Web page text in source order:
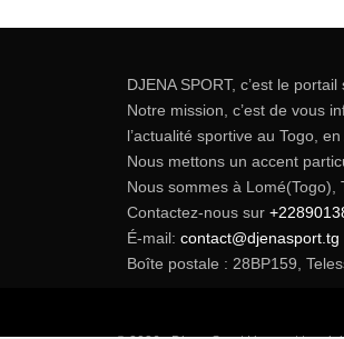
DJENA SPORT, c’est le
Notre mission, c’est de vous
l’actualité sportive au Togo,
Nous mettons un accent
Nous sommes à Lomé(Togo),
Contactez-nous sur
É-mail: contact@djenasport.tg
Boîte postale : 28BP159,